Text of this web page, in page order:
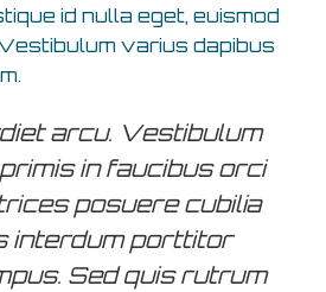
id nulla eget, euismod
varius dapibus
arcu. Vestibulum
in faucibus orci
posuere cubilia
interdum porttitor
Sed quis rutrum